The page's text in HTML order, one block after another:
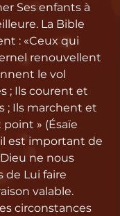
Ses enfants à
La Bible
: «Ceux qui
renouvellent
le vol
; Ils courent et
; Ils marchent et
point » (Ésaïe
il est important de
ne nous
de Lui faire
valable.
circonstances